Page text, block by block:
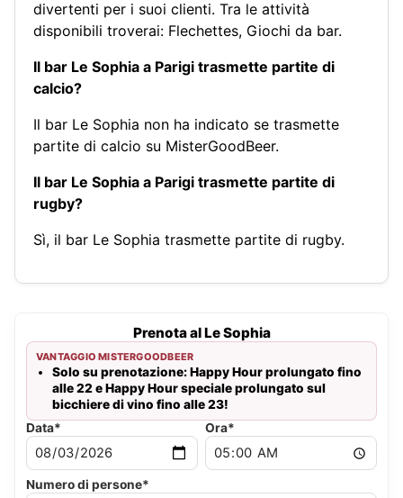
divertenti per i suoi clienti. Tra le attività
disponibili troverai: Flechettes, Giochi da bar.
Il bar Le Sophia a Parigi trasmette partite di
calcio?
Il bar Le Sophia non ha indicato se trasmette
partite di calcio su MisterGoodBeer.
Il bar Le Sophia a Parigi trasmette partite di
rugby?
Sì, il bar Le Sophia trasmette partite di rugby.
Prenota al Le Sophia
VANTAGGIO MISTERGOODBEER
Solo su prenotazione: Happy Hour prolungato fino
alle 22 e Happy Hour speciale prolungato sul
bicchiere di vino fino alle 23!
Data*
Ora*
Numero di persone*